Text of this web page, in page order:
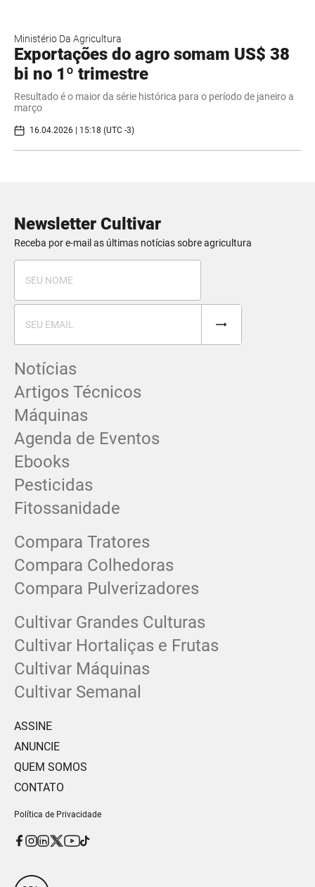
Ministério Da Agricultura
Exportações do agro somam US$ 38
bi no 1º trimestre
Resultado é o maior da série histórica para o período de janeiro a
março
16.04.2026 | 15:18 (UTC -3)
Newsletter Cultivar
Receba por e-mail as últimas notícias sobre agricultura
Notícias
Artigos Técnicos
Máquinas
Agenda de Eventos
Ebooks
Pesticidas
Fitossanidade
Compara Tratores
Compara Colhedoras
Compara Pulverizadores
Cultivar Grandes Culturas
Cultivar Hortaliças e Frutas
Cultivar Máquinas
Cultivar Semanal
ASSINE
ANUNCIE
QUEM SOMOS
CONTATO
Política de Privacidade